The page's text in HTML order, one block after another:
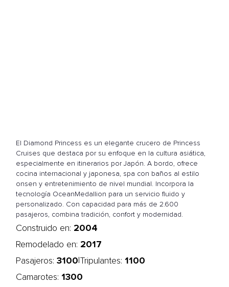
El Diamond Princess es un elegante crucero de Princess
Cruises que destaca por su enfoque en la cultura asiática,
especialmente en itinerarios por Japón. A bordo, ofrece
cocina internacional y japonesa, spa con baños al estilo
onsen y entretenimiento de nivel mundial. Incorpora la
tecnología OceanMedallion para un servicio fluido y
personalizado. Con capacidad para más de 2.600
pasajeros, combina tradición, confort y modernidad.
Construido en: 2004
Remodelado en: 2017
Pasajeros: 3100 Tripulantes: 1100
Camarotes: 1300